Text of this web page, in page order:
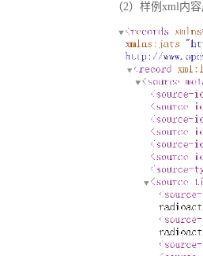
（2）样例xml内